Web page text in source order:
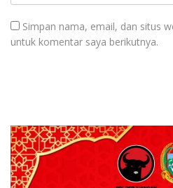
Simpan nama, email, dan situs
untuk komentar saya berikutnya.